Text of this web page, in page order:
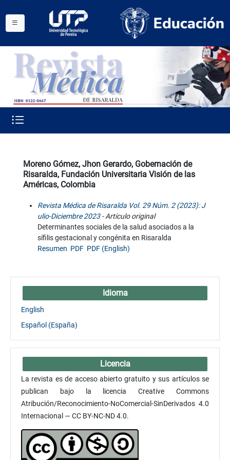
Moreno Gómez, Jhon Gerardo, Gobernación de
Risaralda, Fundación Universitaria Visión de las
Américas, Colombia
Revista Médica de Risaralda Vol. 29 Núm. 2 (2023): J
ulio-Diciembre 2023- Artículo original
Determinantes sociales de la salud asociados a la
sífilis gestacional y congénita en Risaralda
Resumen PDF PDF (English)
Idioma
English
Español (España)
Licencia
La revista es de acceso abierto gratuito y sus artículos se
publican bajo la licencia Creative Commons
Atribución/Reconocimiento-NoComercial-SinDerivados 4.0
Internacional — CC BY-NC-ND 4.0.